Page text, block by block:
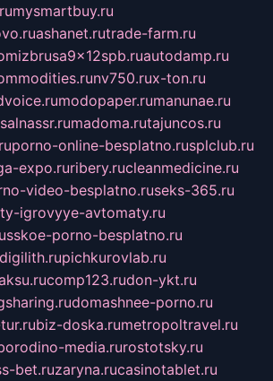
mysmartbuy.ru
ashanet.rutrade-farm.ru
autodamp.ru
nv750.rux-ton.ru
modopaper.rumanunae.ru
madoma.rutajuncos.ru
porno-online-besplatno.rusplclub.ru
expo.ruribery.rucleanmedicine.ru
video-besplatno.ruseks-365.ru
igrovyye-avtomaty.ru
porno-besplatno.ru
digilith.rupichkurovlab.ru
comp123.rudon-ykt.ru
domashnee-porno.ru
biz-doska.rumetropoltravel.ru
media.rurostotsky.ru
bet.ruzaryna.rucasinotablet.ru